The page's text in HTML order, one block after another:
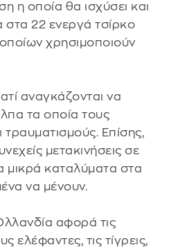
η οποία θα ισχύσει και
22 ενεργά τσίρκο
χρησιμοποιούν
αναγκάζονται να
τα οποία τους
Επίσης,
μετακινήσεις σε
μικρά καταλύματα στα
να μένουν.
αφορά τις
ελέφαντες, τις τίγρεις,